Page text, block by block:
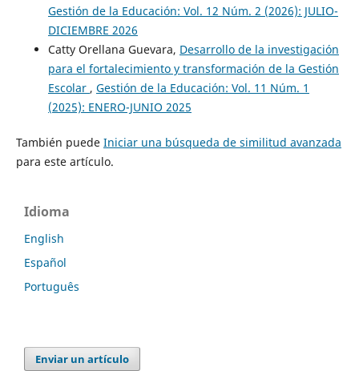
Gestión de la Educación: Vol. 12 Núm. 2 (2026): JULIO-
DICIEMBRE 2026
Catty Orellana Guevara, Desarrollo de la investigación
para el fortalecimiento y transformación de la Gestión
Escolar , Gestión de la Educación: Vol. 11 Núm. 1
(2025): ENERO-JUNIO 2025
También puede Iniciar una búsqueda de similitud avanzada
para este artículo.
Idioma
English
Español
Português
Enviar un artículo